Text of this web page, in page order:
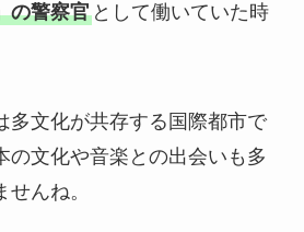
の警察官として働いていた時
多文化が共存する国際都市で
の文化や音楽との出会いも多
んね。